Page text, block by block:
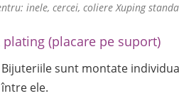
inele, cercei, coliere Xuping
plating (placare pe suport)
Bijuteriile sunt montate
ele.